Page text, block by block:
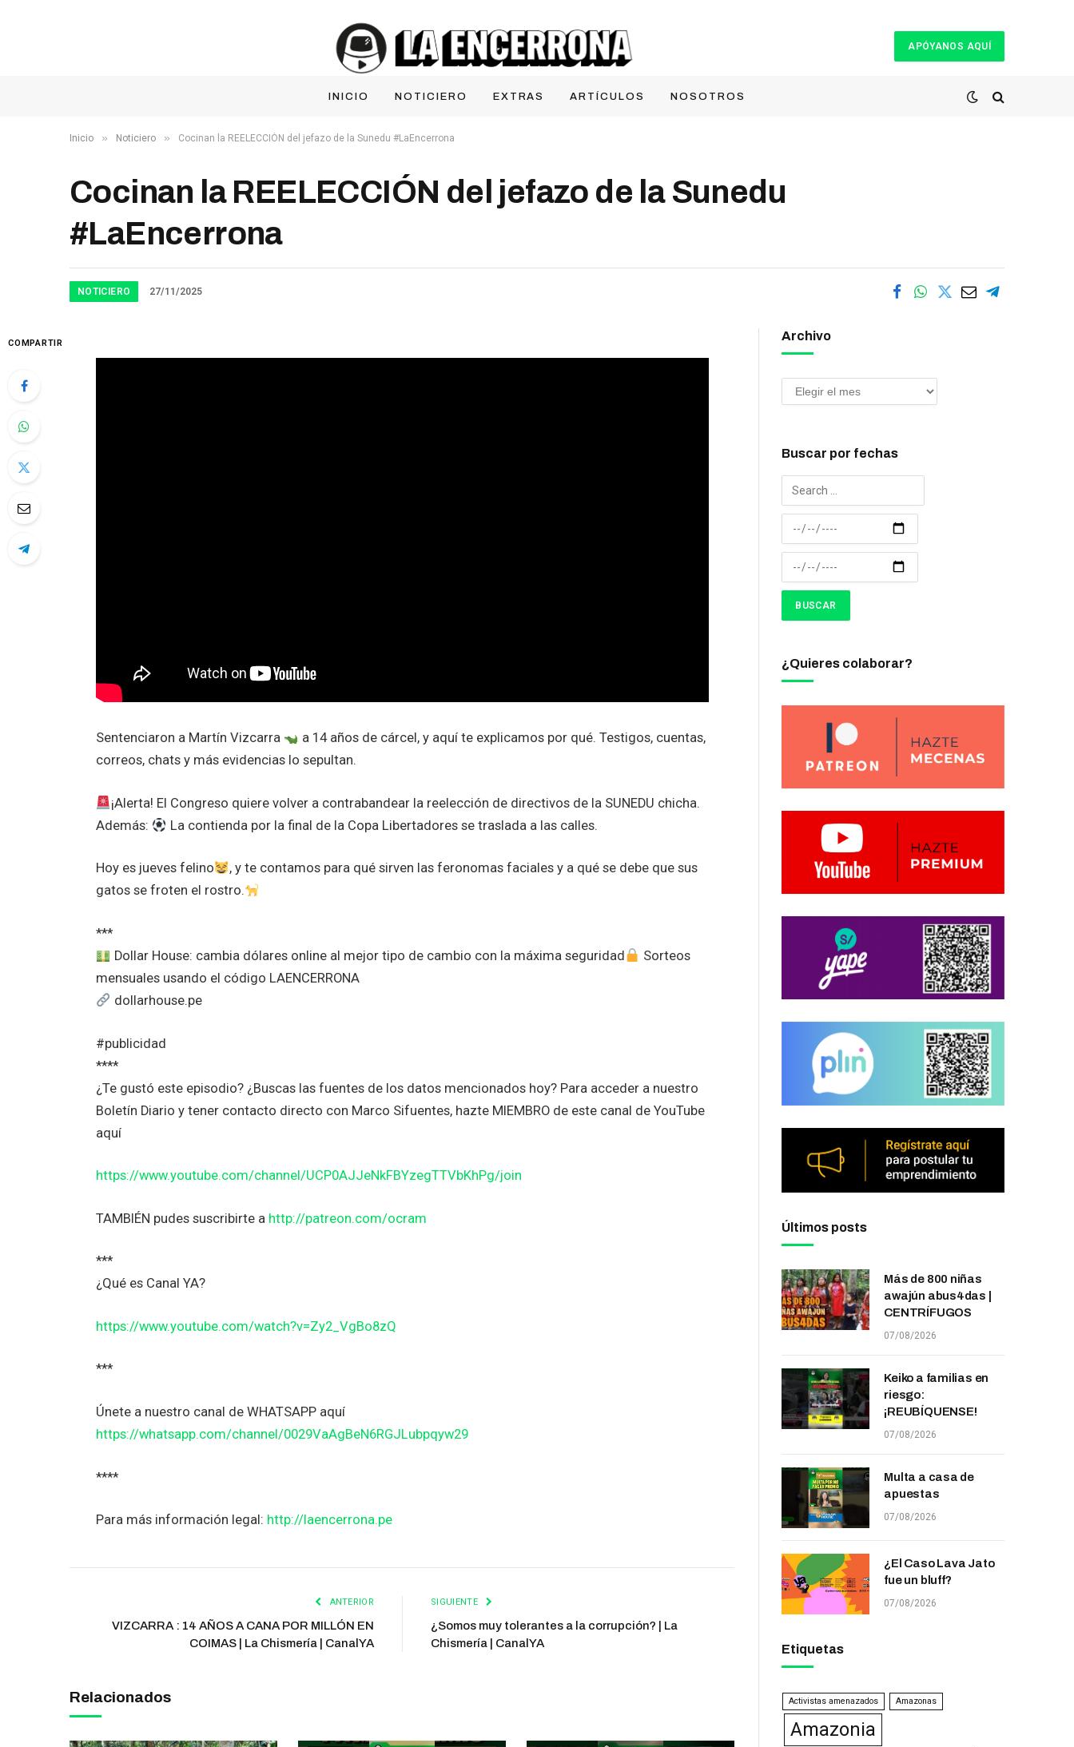
APÓYANOS AQUÍ
INICIO NOTICIERO EXTRAS ARTÍCULOS NOSOTROS
Inicio » Noticiero » Cocinan la REELECCIÓN del jefazo de la Sunedu #LaEncerrona
Cocinan la REELECCIÓN del jefazo de la Sunedu
#LaEncerrona
NOTICIERO 27/11/2025
COMPARTIR
Sentenciaron a Martín Vizcarra
a 14 años de cárcel, y aquí te explicamos por qué. Testigos, cuentas,
correos, chats y más evidencias lo sepultan.
¡Alerta! El Congreso quiere volver a contrabandear la reelección de directivos de la SUNEDU chicha.
Además:
La contienda por la final de la Copa Libertadores se traslada a las calles.
Hoy es jueves felino
, y te contamos para qué sirven las feronomas faciales y a qué se debe que sus
gatos se froten el rostro.
***
Dollar House: cambia dólares online al mejor tipo de cambio con la máxima seguridad
Sorteos
mensuales usando el código LAENCERRONA
dollarhouse.pe
#publicidad
****
¿Te gustó este episodio? ¿Buscas las fuentes de los datos mencionados hoy? Para acceder a nuestro
Boletín Diario y tener contacto directo con Marco Sifuentes, hazte MIEMBRO de este canal de YouTube
aquí
https://www.youtube.com/channel/UCP0AJJeNkFBYzegTTVbKhPg/join
TAMBIÉN pudes suscribirte a http://patreon.com/ocram
***
¿Qué es Canal YA?
https://www.youtube.com/watch?v=Zy2_VgBo8zQ
***
Únete a nuestro canal de WHATSAPP aquí
https://whatsapp.com/channel/0029VaAgBeN6RGJLubpqyw29
****
Para más información legal: http://laencerrona.pe
ANTERIOR
VIZCARRA : 14 AÑOS A CANA POR MILLÓN EN
COIMAS | La Chismería | CanalYA
SIGUIENTE
¿Somos muy tolerantes a la corrupción? | La
Chismería | CanalYA
Relacionados
Archivo
Buscar por fechas
¿Quieres colaborar?
Últimos posts
Más de 800 niñas
awajún abus4das |
CENTRÍFUGOS
07/08/2026
Keiko a familias en
riesgo:
¡REUBÍQUENSE!
07/08/2026
Multa a casa de
apuestas
07/08/2026
¿El Caso Lava Jato
fue un bluff?
07/08/2026
Etiquetas
Activistas amenazados Amazonas
Amazonia